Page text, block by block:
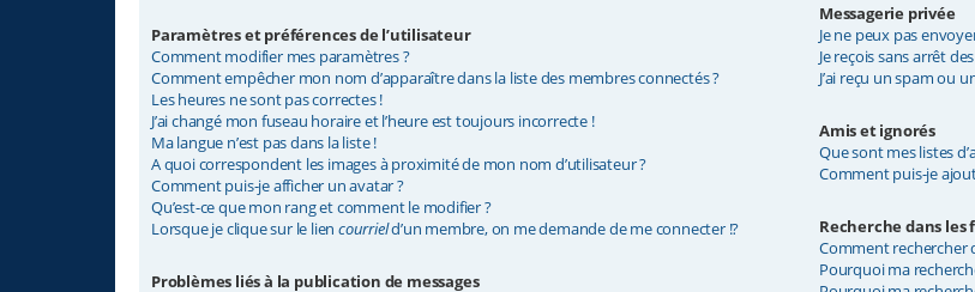
Paramètres et préférences de l’utilisateur
Comment modifier mes paramètres ?
Comment empêcher mon nom d’apparaître dans la liste des membres connectés ?
Les heures ne sont pas correctes !
J’ai changé mon fuseau horaire et l’heure est toujours incorrecte !
Ma langue n’est pas dans la liste !
A quoi correspondent les images à proximité de mon nom d’utilisateur ?
Comment puis-je afficher un avatar ?
Qu’est-ce que mon rang et comment le modifier ?
Lorsque je clique sur le lien courrield’un membre, on me demande de me connecter !?
Problèmes liés à la publication de messages
Messagerie privée
Je ne peux pas
Je reçois sans arrêt
J’ai reçu un spam ou
Amis et ignorés
Que sont mes listes
Comment puis-je
Recherche dans les
Comment rechercher
Pourquoi ma